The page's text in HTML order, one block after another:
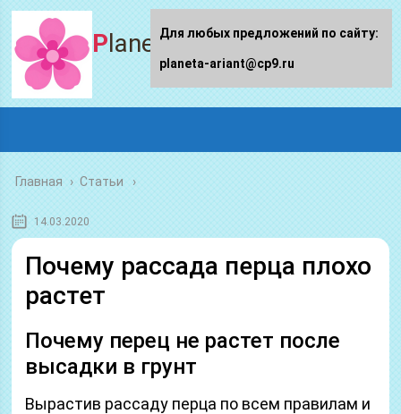
Planeta-ariant
Главная › Статьи
14.03.2020
Почему рассада перца плохо
растет
Почему перец не растет после
высадки в грунт
Вырастив рассаду перца по всем правилам и
Для любых предложений по сайту:
planeta-ariant@cp9.ru